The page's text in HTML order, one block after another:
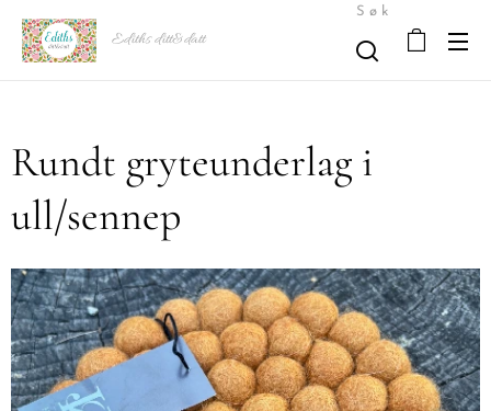
Ediths ditt&datt
Søk
Rundt gryteunderlag i
ull/sennep